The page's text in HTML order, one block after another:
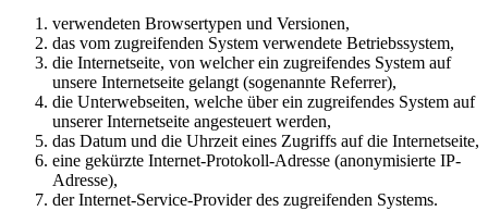
verwendeten Browsertypen und Versionen,
das vom zugreifenden System verwendete Betriebssystem,
die Internetseite, von welcher ein zugreifendes System auf
unsere Internetseite gelangt (sogenannte Referrer),
die Unterwebseiten, welche über ein zugreifendes System auf
unserer Internetseite angesteuert werden,
das Datum und die Uhrzeit eines Zugriffs auf die Internetseite,
eine gekürzte Internet-Protokoll-Adresse (anonymisierte IP-
Adresse),
der Internet-Service-Provider des zugreifenden Systems.